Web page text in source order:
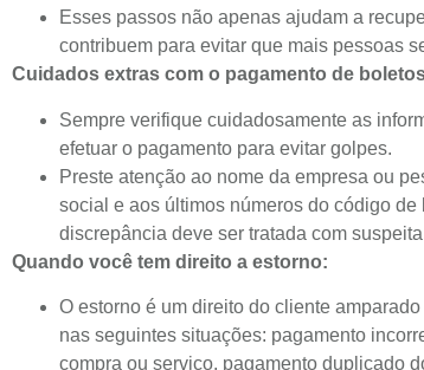
Esses passos não apenas ajudam a
contribuem para evitar que mais pessoas
Cuidados extras com o pagamento de
Sempre verifique cuidadosamente as
efetuar o pagamento para evitar golpes.
Preste atenção ao nome da empresa ou
social e aos últimos números do código
discrepância deve ser tratada com
Quando você tem direito a estorno:
O estorno é um direito do cliente
nas seguintes situações: pagamento
compra ou serviço, pagamento duplicado